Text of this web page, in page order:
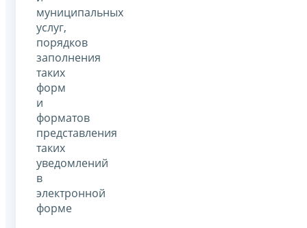
муниципальных
услуг,
порядков
заполнения
таких
форм
и
форматов
представления
таких
уведомлений
в
электронной
форме